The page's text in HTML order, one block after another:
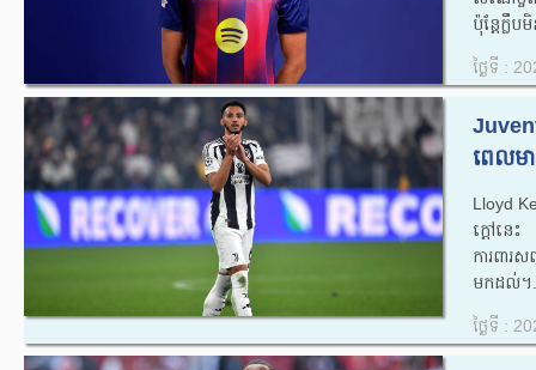
ប៉ុន្តែក្លឹ
ថ្ងៃទី :
ពេលមា
Lloyd
ក្តៅនេះ
ការពា
មកដល់។
ថ្ងៃទី :